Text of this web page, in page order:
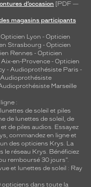
d’occasion [PDF —
magasins participants
Opticien Lyon - Opticien
Strasbourg - Opticien
Rennes - Opticien
en-Provence - Opticien
- Audioprothésiste Paris -
Audioprothésiste
Marseille
:
lunettes de soleil et piles
de lunettes de soleil, de
et de piles audios. Essayez
commandez en ligne et
des opticiens Krys. La
le réseau Krys. Bénéficiez
remboursé 30 jours".
et lunettes de soleil : Ray
opticiens dans toute la